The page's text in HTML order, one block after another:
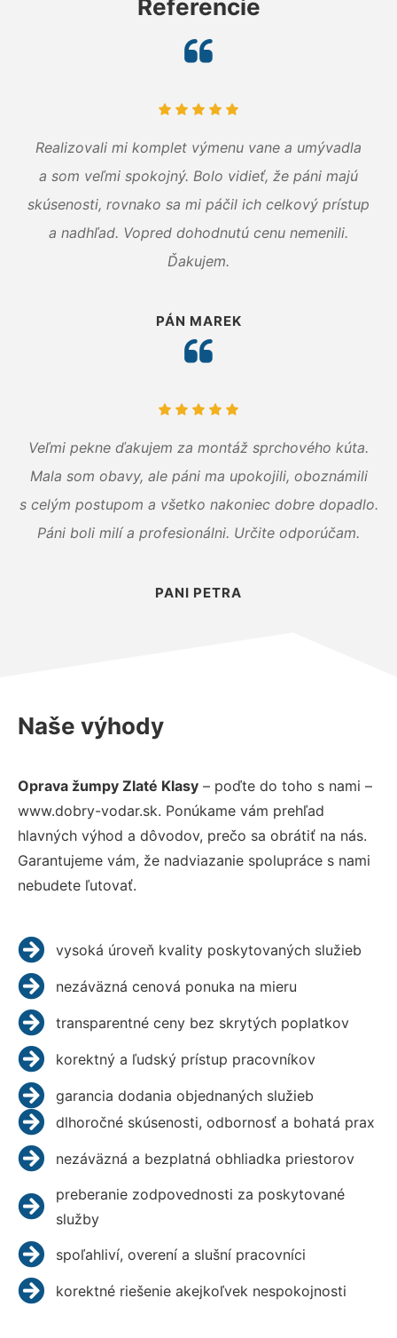
Referencie
Realizovali mi komplet výmenu vane a umývadla
a som veľmi spokojný. Bolo vidieť, že páni majú
skúsenosti, rovnako sa mi páčil ich celkový prístup
a nadhľad. Vopred dohodnutú cenu nemenili.
Ďakujem.
PÁN MAREK
Veľmi pekne ďakujem za montáž sprchového kúta.
Mala som obavy, ale páni ma upokojili, oboznámili
s celým postupom a všetko nakoniec dobre dopadlo.
Páni boli milí a profesionálni. Určite odporúčam.
PANI PETRA
Naše výhody
Oprava žumpy Zlaté Klasy – poďte do toho s nami –
www.dobry-vodar.sk. Ponúkame vám prehľad
hlavných výhod a dôvodov, prečo sa obrátiť na nás.
Garantujeme vám, že nadviazanie spolupráce s nami
nebudete ľutovať.
vysoká úroveň kvality poskytovaných služieb
nezáväzná cenová ponuka na mieru
transparentné ceny bez skrytých poplatkov
korektný a ľudský prístup pracovníkov
garancia dodania objednaných služieb
dlhoročné skúsenosti, odbornosť a bohatá prax
nezáväzná a bezplatná obhliadka priestorov
preberanie zodpovednosti za poskytované
služby
spoľahliví, overení a slušní pracovníci
korektné riešenie akejkoľvek nespokojnosti